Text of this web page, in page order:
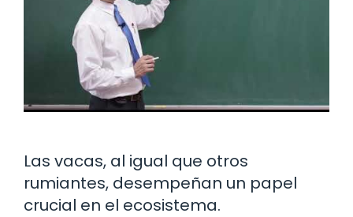
Las vacas, al igual que otros
rumiantes, desempeñan un papel
crucial en el ecosistema.